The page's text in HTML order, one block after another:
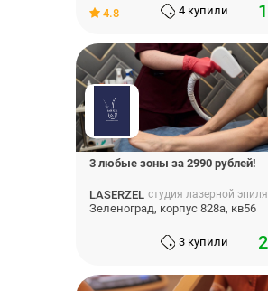
4.8
4 купили
3 любые зоны за 2990 рублей!
LASERZEL студия лазерной
Зеленоград, корпус 828а, кв56
3 купили